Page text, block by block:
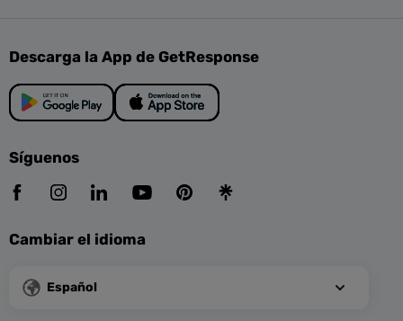
Descarga la App de GetResponse
Síguenos
Cambiar el idioma
Español